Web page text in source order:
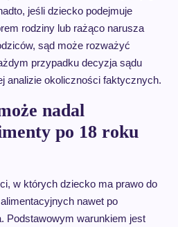
jeśli dziecko podejmuje
rodziny lub rażąco narusza
sąd może rozważyć
przypadku decyzja sądu
analizie okoliczności faktycznych.
nadal
po 18 roku
w których dziecko ma prawo do
nawet po
Podstawowym warunkiem jest